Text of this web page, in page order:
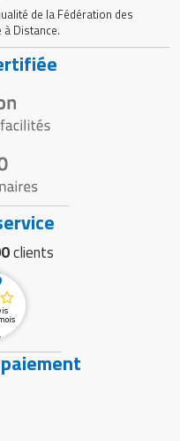
de la Fédération des
Distance.
clients